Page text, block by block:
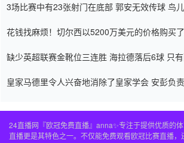
3场比赛中有23张射门在底部 郭安无效传球 鸟
花钱找麻烦！切尔西以5200万美元的价格购买
缺少英超联赛金靴位三连胜 海拉德落后6球 只
皇家马德里令人兴奋地消除了皇家学会 安彭负
24直播网『欧冠免费直播』anna✨专注于提供优质的
直播更是其特色之一。不仅能免费观看欧冠比赛直播